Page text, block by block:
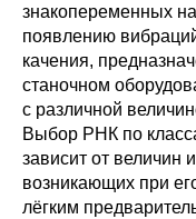
знакопеременных
появлению
качения,
станочном
с различной
Выбор РНК по
зависит от величин
возникающих при
лёгким